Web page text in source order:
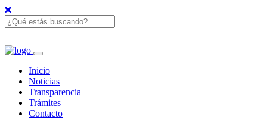
Inicio
Noticias
Transparencia
Trámites
Contacto